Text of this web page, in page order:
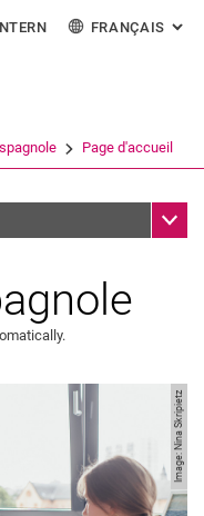
directly to: content
directly to: search
directly to: main
an external link in a
FRANÇAIS :
Italiano
Page d'accueil
Sub
Image: Nina Skripietz